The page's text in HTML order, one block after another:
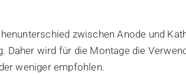
zwischen Anode und
Daher wird für die Montage die
weniger empfohlen.